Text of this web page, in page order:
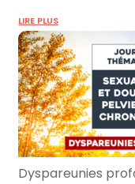
LIRE PLUS
Dyspareunies